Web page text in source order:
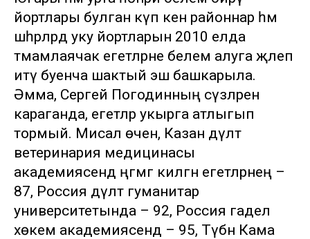
йортлары булган күп кенә районнар һәм
шәһәрләрдә уку йортларын 2010 елда
тәмамлаячак егетләрне белем алуга җәлеп
итү буенча шактый эш башкарыла.
Әмма, Сергей Погодинның сүзләренә
караганда, егетләр укырга атлыгып
тормый. Мисал өчен, Казан дәүләт
ветеринария медицинасы
академиясендә әңгәмәгә килгән егетләрнең –
87, Россия дәүләт гуманитар
университетында – 92, Россия гадел
хөкем академиясендә – 95, Түбән Кама